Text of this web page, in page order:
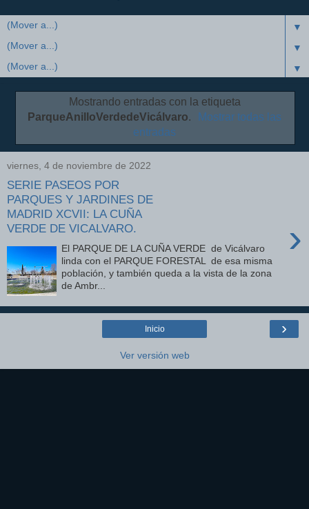
▼
▼
▼
Mostrando entradas con la etiqueta
ParqueAnilloVerdedeVicálvaro.
Mostrar todas las
entradas
viernes, 4 de noviembre de 2022
SERIE PASEOS POR
PARQUES Y JARDINES DE
MADRID XCVII: LA CUÑA
VERDE DE VICALVARO.
›
El PARQUE DE LA CUÑA VERDE de Vicálvaro
linda con el PARQUE FORESTAL de esa misma
población, y también queda a la vista de la zona
de Ambr...
›
Inicio
Ver versión web